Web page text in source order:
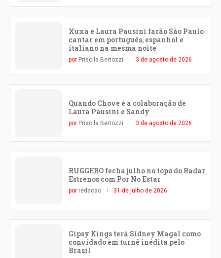
Xuxa e Laura Pausini farão São Paulo
cantar em português, espanhol e
italiano na mesma noite
por Priscila Bertozzi 3 de agosto de 2026
Quando Chove é a colaboração de
Laura Pausini e Sandy
por Priscila Bertozzi 3 de agosto de 2026
RUGGERO fecha julho no topo do Radar
Estrenos com Por No Estar
por redacao 31 de julho de 2026
Gipsy Kings terá Sidney Magal como
convidado em turnê inédita pelo
Brasil